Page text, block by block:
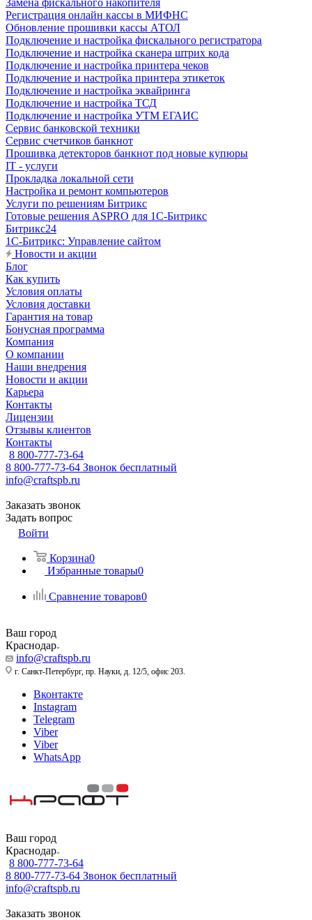
Замена фискального накопителя
Регистрация онлайн кассы в МИФНС
Обновление прошивки кассы АТОЛ
Подключение и настройка фискального регистратора
Подключение и настройка сканера штрих кода
Подключение и настройка принтера чеков
Подключение и настройка принтера этикеток
Подключение и настройка эквайринга
Подключение и настройка ТСД
Подключение и настройка УТМ ЕГАИС
Сервис банковской техники
Сервис счетчиков банкнот
Прошивка детекторов банкнот под новые купюры
IT - услуги
Прокладка локальной сети
Настройка и ремонт компьютеров
Услуги по решениям Битрикс
Готовые решения ASPRO для 1С-Битрикс
Битрикс24
1С-Битрикс: Управление сайтом
Новости и акции
Блог
Как купить
Условия оплаты
Условия доставки
Гарантия на товар
Бонусная программа
Компания
О компании
Наши внедрения
Новости и акции
Карьера
Контакты
Лицензии
Отзывы клиентов
Контакты
8 800-777-73-64
8 800-777-73-64 Звонок бесплатный
info@craftspb.ru
Заказать звонок
Задать вопрос
Войти
Корзина0
Избранные товары0
Сравнение товаров0
Ваш город
Краснодар
info@craftspb.ru
г. Санкт-Петербург, пр. Науки, д. 12/5, офис 203.
Вконтакте
Instagram
Telegram
Viber
Viber
WhatsApp
Ваш город
Краснодар
8 800-777-73-64
8 800-777-73-64 Звонок бесплатный
info@craftspb.ru
Заказать звонок